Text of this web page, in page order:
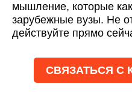
мышление, которые
зарубежные вузы. Не
действуйте прямо
СВЯЗАТЬСЯ С